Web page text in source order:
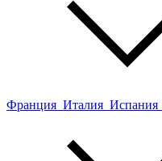
Франция Италия Испания